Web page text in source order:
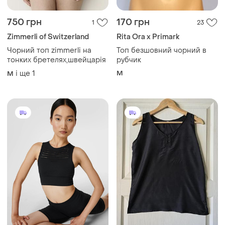
750 грн 1
Zimmerli of Switzerland
Чорний топ zimmerli на
тонких бретелях,швейцарія
M і ще 1
170 грн 23
Rita Ora x Primark
Топ безшовний чорний в
рубчик
M